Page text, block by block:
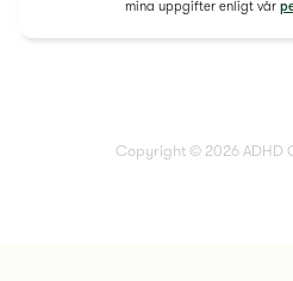
mina uppgifter enligt vår
Copyright © 2026 ADHD